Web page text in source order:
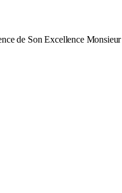
de Son Excellence Monsieur